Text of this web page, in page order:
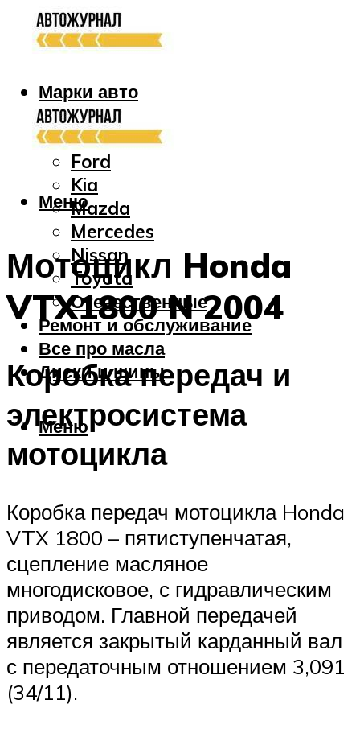
Марки авто
Audi
Bmw
Ford
Kia
Mazda
Mercedes
Nissan
Toyota
Отечественные
Ремонт и обслуживание
Все про масла
Диски и шины
Меню
Меню
Мотоцикл Honda
VTX1800 N 2004
Коробка передач и
электросистема
мотоцикла
Коробка передач мотоцикла Honda
VTX 1800 – пятиступенчатая,
сцепление масляное
многодисковое, с гидравлическим
приводом. Главной передачей
является закрытый карданный вал
с передаточным отношением 3,091
(34/11).